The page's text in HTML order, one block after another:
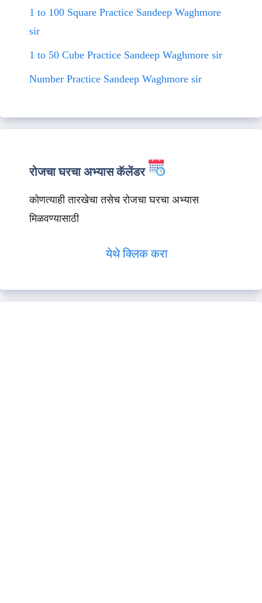
1 to 100 Square Practice Sandeep Waghmore
sir
1 to 50 Cube Practice Sandeep Waghmore sir
Number Practice Sandeep Waghmore sir
रोजचा घरचा अभ्यास कॅलेंडर
कोणत्याही तारखेचा तसेच रोजचा घरचा अभ्यास
मिळवण्यासाठी
येथे क्लिक करा